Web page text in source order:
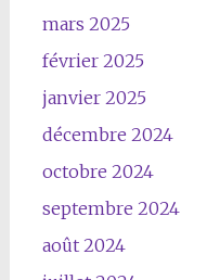
mars 2025
février 2025
janvier 2025
décembre 2024
octobre 2024
septembre 2024
août 2024